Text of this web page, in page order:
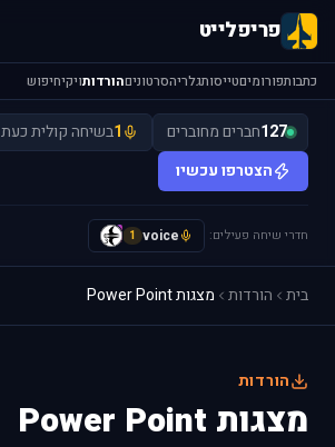
פריפלייט
כתבותפורומיםטייסותגלריהסרטוניםהורדותויקיחיפוש
127חברים מחוברים 1בשיחה קולית כעת
הצטרפו עכשיו
חדרי שיחה פעילים: voice
1
y
בית הורדות מצגות Power Point
הורדות
מצגות Power Point